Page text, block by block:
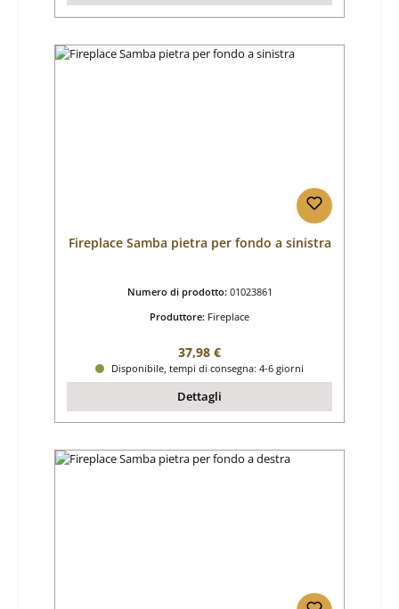
Fireplace Samba pietra per fondo a sinistra
Numero di prodotto: 01023861
Produttore: Fireplace
Prezzo normale:
37,98 €
Disponibile, tempi di consegna: 4-6 giorni
Dettagli